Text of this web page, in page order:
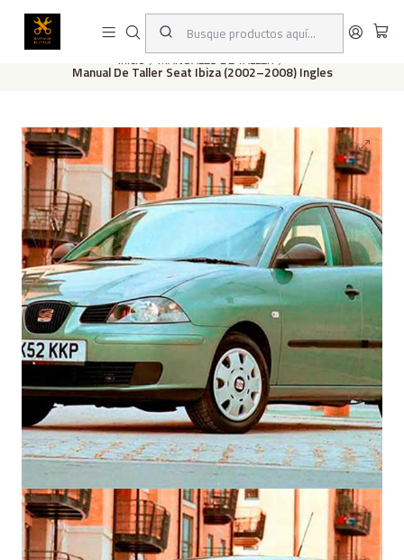
Este es el texto del slide
Inicio MANUALES DE TALLER
Manual De Taller Seat Ibiza (2002–2008) Ingles